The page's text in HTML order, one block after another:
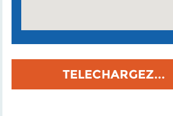
TELECHARGEZ...